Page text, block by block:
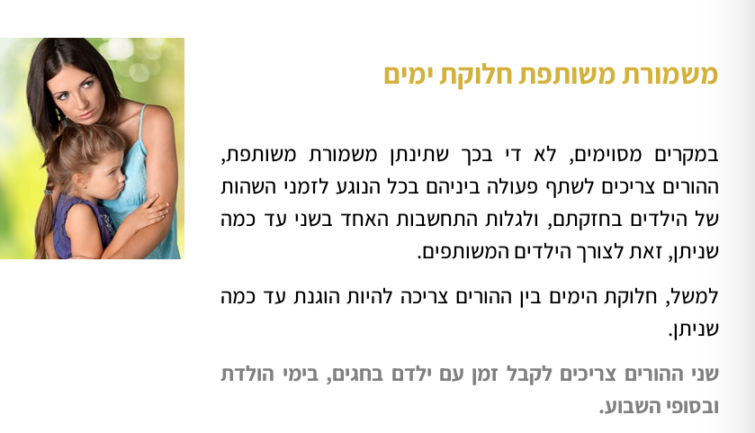
משמורת משותפת חלוקת ימים
במקרים מסוימים, לא די בכך שתינתן משמורת משותפת,
ההורים צריכים לשתף פעולה ביניהם בכל הנוגע לזמני השהות
של הילדים בחזקתם, ולגלות התחשבות האחד בשני עד כמה
שניתן, זאת לצורך הילדים המשותפים.
למשל, חלוקת הימים בין ההורים צריכה להיות הוגנת עד כמה
שניתן.
שני ההורים צריכים לקבל זמן עם ילדם בחגים, בימי הולדת
ובסופי השבוע.